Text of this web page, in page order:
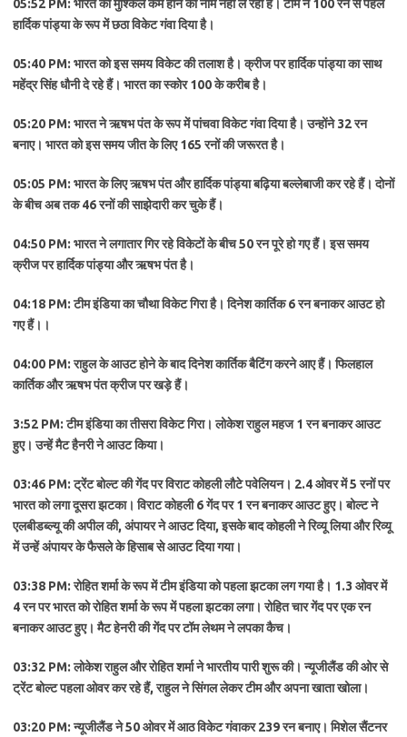
05:52 PM: भारत की मुश्किलें कम होने का नाम नहीं ले रही हैं। टीम ने 100 रन से पहले
हार्दिक पांड्या के रूप में छठा विकेट गंवा दिया है।
05:40 PM: भारत को इस समय विकेट की तलाश है। क्रीज पर हार्दिक पांड्या का साथ
महेंद्र सिंह धौनी दे रहे हैं। भारत का स्काेर 100 के करीब है।
05:20 PM: भारत ने ऋषभ पंत के रूप में पांचवा विकेट गंवा दिया है। उन्होंने 32 रन
बनाए। भारत को इस समय जीत के लिए 165 रनों की जरूरत है।
05:05 PM: भारत के लिए ऋषभ पंत और हार्दिक पांड्या बढ़िया बल्लेबाजी कर रहे हैं। दाेनों
के बीच अब तक 46 रनों की साझेदारी कर चुके हैं।
04:50 PM: भारत ने लगातार गिर रहे विकेटाें के बीच 50 रन पूरे हो गए हैं। इस समय
क्रीज पर हार्दिक पांड्या और ऋषभ पंत है।
04:18 PM: टीम इंडिया का चौथा विकेट गिरा है। दिनेश कार्तिक 6 रन बनाकर आउट हो
गए हैं।।
04:00 PM: राहुल के आउट होने के बाद दिनेश कार्तिक बैटिंग करने आए हैं। फिलहाल
कार्तिक और ऋषभ पंत क्रीज पर खड़े हैं।
3:52 PM: टीम इंडिया का तीसरा विकेट गिरा। लोकेश राहुल महज 1 रन बनाकर आउट
हुए। उन्हें मैट हैनरी ने आउट किया।
03:46 PM: ट्रेंट बोल्ट की गेंद पर विराट कोहली लौटे पवेलियन। 2.4 ओवर में 5 रनों पर
भारत को लगा दूसरा झटका। विराट कोहली 6 गेंद पर 1 रन बनाकर आउट हुए। बोल्ट ने
एलबीडब्ल्यू की अपील की, अंपायर ने आउट दिया, इसके बाद कोहली ने रिव्यू लिया और रिव्यू
में उन्हें अंपायर के फैसले के हिसाब से आउट दिया गया।
03:38 PM: रोहित शर्मा के रूप में टीम इंडिया को पहला झटका लग गया है। 1.3 ओवर में
4 रन पर भारत को रोहित शर्मा के रूप में पहला झटका लगा। रोहित चार गेंद पर एक रन
बनाकर आउट हुए। मैट हेनरी की गेंद पर टॉम लेथम ने लपका कैच।
03:32 PM: लोकेश राहुल और रोहित शर्मा ने भारतीय पारी शुरू की। न्यूजीलैंड की ओर से
ट्रेंट बोल्ट पहला ओवर कर रहे हैं, राहुल ने सिंगल लेकर टीम और अपना खाता खोला।
03:20 PM: न्यूजीलैंड ने 50 ओवर में आठ विकेट गंवाकर 239 रन बनाए। मिशेल सैंटनर